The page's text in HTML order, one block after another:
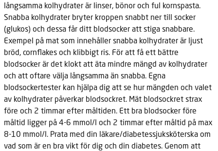
långsamma kolhydrater är linser, bönor och ful kornspasta.
Snabba kolhydrater bryter kroppen snabbt ner till socker
(glukos) och dessa får ditt blodsocker att stiga snabbare.
Exempel på mat som innehåller snabba kolhydrater är ljust
bröd, cornflakes och klibbigt ris. För att få ett bättre
blodsocker är det klokt att äta mindre mängd av kolhydrater
och att oftare välja långsamma än snabba. Egna
blodsockertester kan hjälpa dig att se hur mängden och valet
av kolhydrater påverkar blodsockret. Mät blodsockret strax
före och 2 timmar efter måltiden. Ett bra blodsocker före
måltid ligger på 4-6 mmol/l och 2 timmar efter måltid på max
8-10 mmol/l. Prata med din läkare/diabetessjuksköterska om
vad som är en bra vikt för dig och din diabetes. Genom att